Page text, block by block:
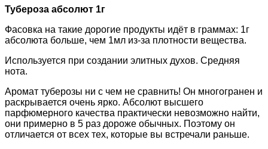
Тубероза абсолют 1г
Фасовка на такие дорогие продукты идёт в граммах: 1г
абсолюта больше, чем 1мл из-за плотности вещества.
Используется при создании элитных духов. Средняя
нота.
Аромат туберозы ни с чем не сравнить! Он многогранен и
раскрывается очень ярко. Абсолют высшего
парфюмерного качества практически невозможно найти,
они примерно в 5 раз дороже обычных. Поэтому он
отличается от всех тех, которые вы встречали раньше.